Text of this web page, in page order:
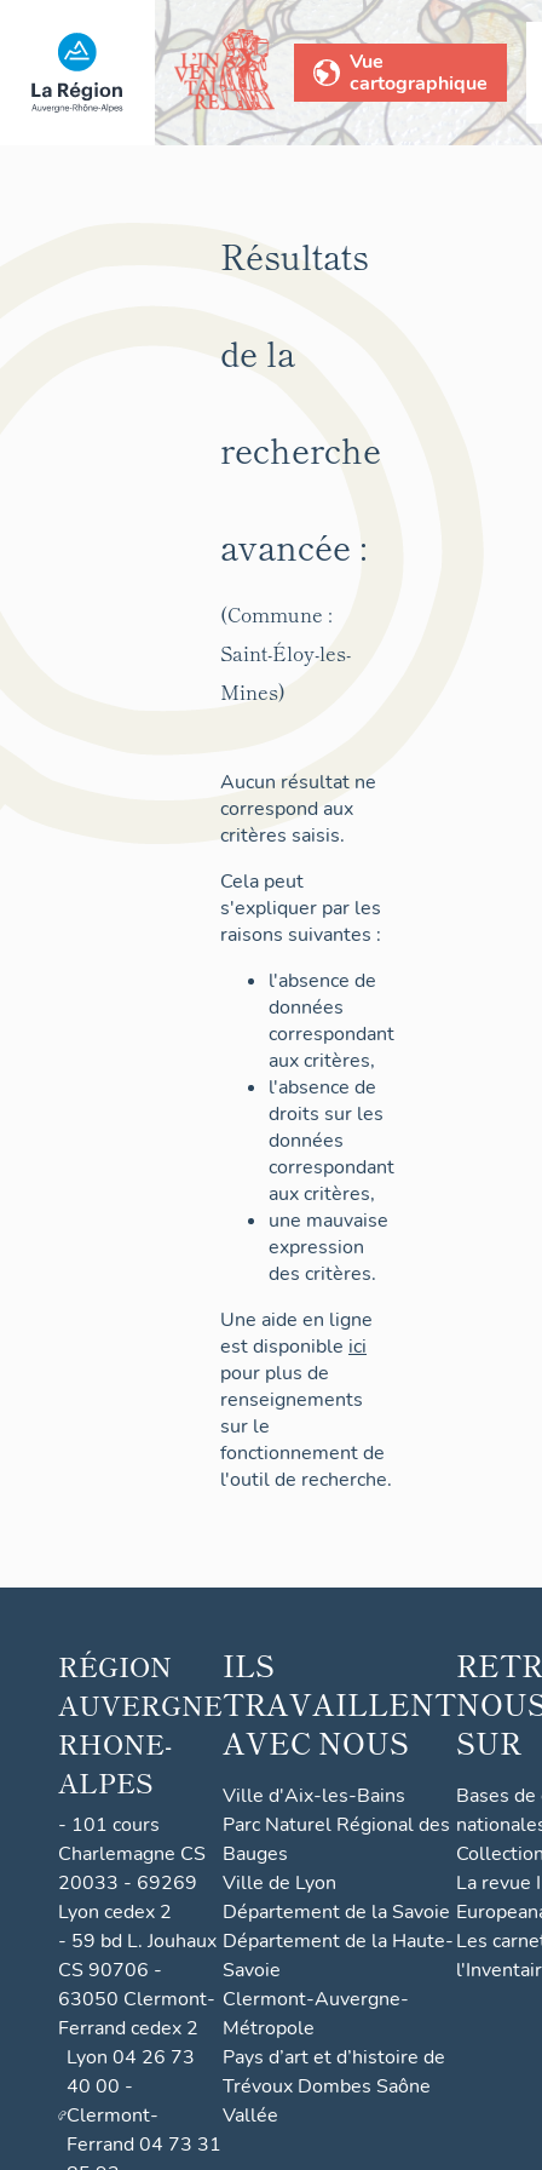
Vue
cartographique
Résultats
de la
recherche
avancée :
(Commune :
Saint-Éloy-les-
Mines)
Aucun résultat ne
correspond aux
critères saisis.
Cela peut
s'expliquer par les
raisons suivantes :
l'absence de
données
correspondant
aux critères,
l'absence de
droits sur les
données
correspondant
aux critères,
une mauvaise
expression
des critères.
Une aide en ligne
est disponible ici
pour plus de
renseignements
sur le
fonctionnement de
l'outil de recherche.
RÉGION
AUVERGNE
RHONE-
ALPES
- 101 cours
Charlemagne CS
20033 - 69269
Lyon cedex 2
- 59 bd L. Jouhaux
CS 90706 -
63050 Clermont-
Ferrand cedex 2
Lyon 04 26 73
40 00 -
Clermont-
Ferrand 04 73 31
ILS
TRAVAILLENT
AVEC NOUS
Ville d'Aix-les-Bains
Parc Naturel Régional des
Bauges
Ville de Lyon
Département de la Savoie
Département de la Haute-
Savoie
Clermont-Auvergne-
Métropole
Pays d’art et d’histoire de
Trévoux Dombes Saône
Vallée
SUR
Bases
La revue
Les